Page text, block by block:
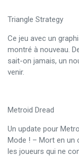
Triangle Strategy
Ce jeu avec un
montré à nouveau.
sait-on jamais, un
venir.
Metroid Dread
Un update pour
Mode ! – Mort en un
les joueurs qui ne